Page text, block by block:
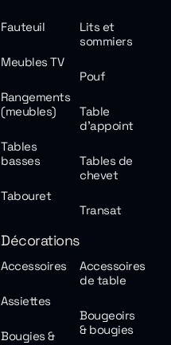
Fauteuil
Lits et
sommiers
Meubles TV
Pouf
Rangements
(meubles)
Table
d'appoint
Tables
basses
Tables de
chevet
Tabouret
Transat
Décorations
Accessoires
Accessoires
de table
Assiettes
Bougeoirs
& bougies
Bougies &